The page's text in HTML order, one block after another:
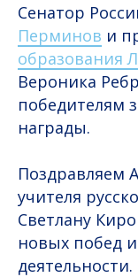
Сенатор
Перминов и
образования
Вероника
победителям
награды.
Поздравляем
учителя
Светлану
новых побед
деятельности.